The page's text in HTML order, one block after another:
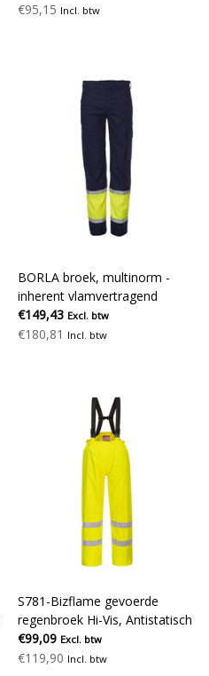
€95,15 Incl. btw
BORLA broek, multinorm -
inherent vlamvertragend
€149,43 Excl. btw
€180,81 Incl. btw
S781-Bizflame gevoerde
regenbroek Hi-Vis, Antistatisch
€99,09 Excl. btw
€119,90 Incl. btw